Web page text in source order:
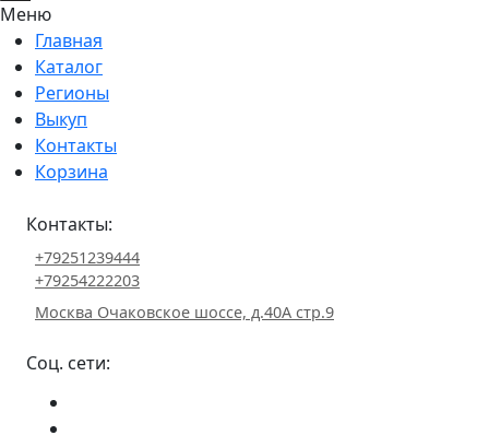
Меню
Главная
Каталог
Регионы
Выкуп
Контакты
Корзина
Контакты:
+79251239444
+79254222203
Москва Очаковское шоссе, д.40А стр.9
Соц. сети: